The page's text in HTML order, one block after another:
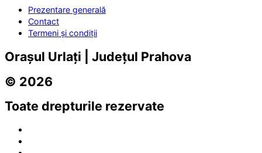
Prezentare generală
Contact
Termeni și condiții
Orașul Urlați | Județul Prahova
© 2026
Toate drepturile rezervate